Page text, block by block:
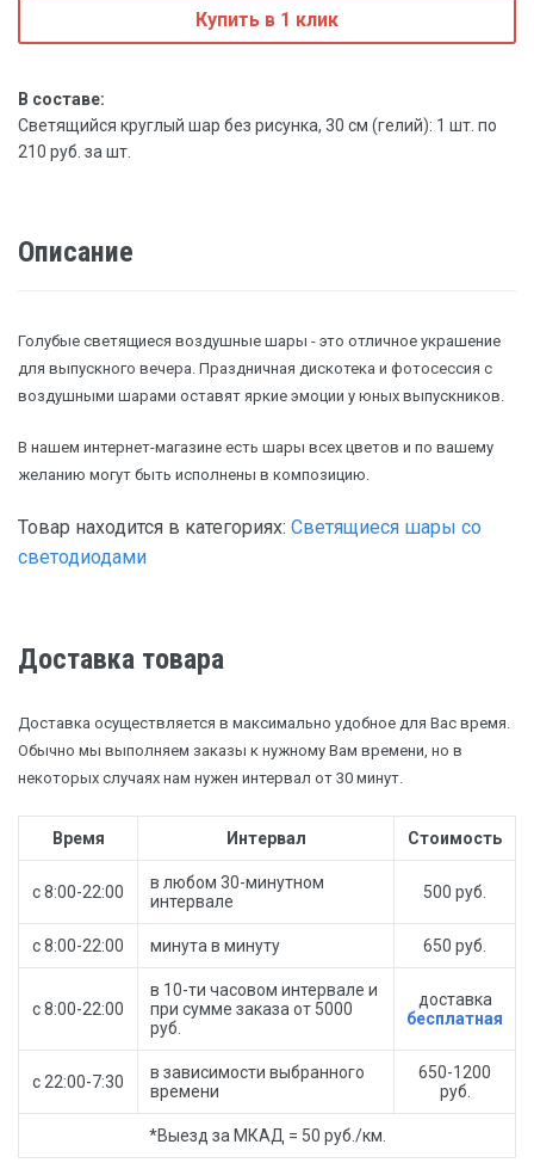
Купить в 1 клик
В составе:
Светящийся круглый шар без рисунка, 30 см (гелий): 1 шт. по
210 руб. за шт.
Описание
Голубые светящиеся воздушные шары - это отличное украшение
для выпускного вечера. Праздничная дискотека и фотосессия с
воздушными шарами оставят яркие эмоции у юных выпускников.
В нашем интернет-магазине есть шары всех цветов и по вашему
желанию могут быть исполнены в композицию.
Товар находится в категориях: Светящиеся шары со
светодиодами
Доставка товара
Доставка осуществляется в максимально удобное для Вас время.
Обычно мы выполняем заказы к нужному Вам времени, но в
некоторых случаях нам нужен интервал от 30 минут.
Время Интервал Стоимость
с 8:00-22:00
в любом 30-минутном
интервале
500 руб.
с 8:00-22:00 минута в минуту 650 руб.
с 8:00-22:00
в 10-ти часовом интервале и
при сумме заказа от 5000
руб.
доставка
бесплатная
с 22:00-7:30
в зависимости выбранного
времени
650-1200
руб.
*Выезд за МКАД = 50 руб./км.